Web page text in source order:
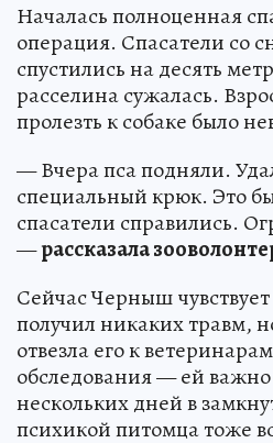
Началась полноценная
операция. Спасатели со
спустились на десять
расселина сужалась.
пролезть к собаке было
— Вчера пса подняли.
специальный крюк. Это
спасатели справились.
—рассказала
Сейчас Черныш
получил никаких травм,
отвезла его к
обследования — ей важно
нескольких дней в
психикой питомца тоже